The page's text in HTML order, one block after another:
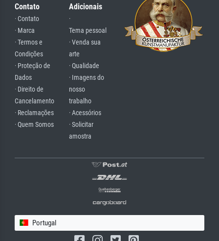
Contato
· Contato
· Marca
· Termos e
Condições
· Proteção de
Dados
· Direito de
Cancelamento
· Reclamações
· Quem Somos
Adicionais
·
Tema pessoal
· Venda sua
arte
· Qualidade
· Imagens do
nosso
trabalho
· Acessórios
· Solicitar
amostra
Portugal